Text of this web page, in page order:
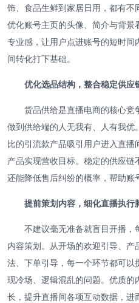
饰、食品生鲜到家居日用，都有
优化账号主页的头像、简介与背
专业感，让用户点进账号的短时
间转化打下基础。
优化选品结构，整合稳定供应
货品供给是直播电商的核心
做到供给端的人无我有、人有我
比的引流款产品吸引用户进入直
产品实现营收目标。稳定的供应链
还能降低售后纠纷的概率，帮助账
提前策划内容，细化直播执行
不建议毫无准备就盲目开播
内容策划。从开场的欢迎引导、
法、下单引导，每一个环节都可
现冷场、逻辑混乱的问题。优质
长，提升直播间各项互动数据，进